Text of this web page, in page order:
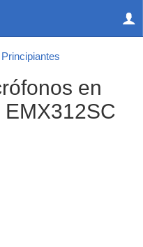
Principiantes
en